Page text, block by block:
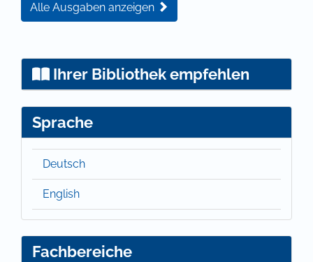
Alle Ausgaben anzeigen
Ihrer Bibliothek empfehlen
Sprache
Deutsch
English
Fachbereiche